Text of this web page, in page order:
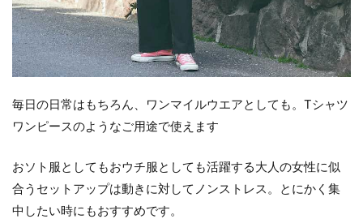
毎日の日常はもちろん、ワンマイルウエアとしても。Tシャツ
ワンピースのようなご用途で使えます
おソト服としてもおウチ服としても活躍する大人の女性に似
合うセットアップは動きに対してノンストレス。とにかく集
中したい時にもおすすめです。